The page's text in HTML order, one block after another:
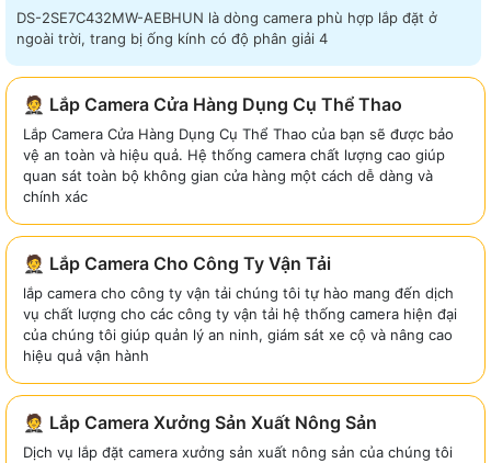
DS-2SE7C432MW-AEBHUN là dòng camera phù hợp lắp đặt ở
ngoài trời, trang bị ống kính có độ phân giải 4
🤵 Lắp Camera Cửa Hàng Dụng Cụ Thể Thao
Lắp Camera Cửa Hàng Dụng Cụ Thể Thao của bạn sẽ được bảo
vệ an toàn và hiệu quả. Hệ thống camera chất lượng cao giúp
quan sát toàn bộ không gian cửa hàng một cách dễ dàng và
chính xác
🤵 Lắp Camera Cho Công Ty Vận Tải
lắp camera cho công ty vận tải chúng tôi tự hào mang đến dịch
vụ chất lượng cho các công ty vận tải hệ thống camera hiện đại
của chúng tôi giúp quản lý an ninh, giám sát xe cộ và nâng cao
hiệu quả vận hành
🤵 Lắp Camera Xưởng Sản Xuất Nông Sản
Dịch vụ lắp đặt camera xưởng sản xuất nông sản của chúng tôi